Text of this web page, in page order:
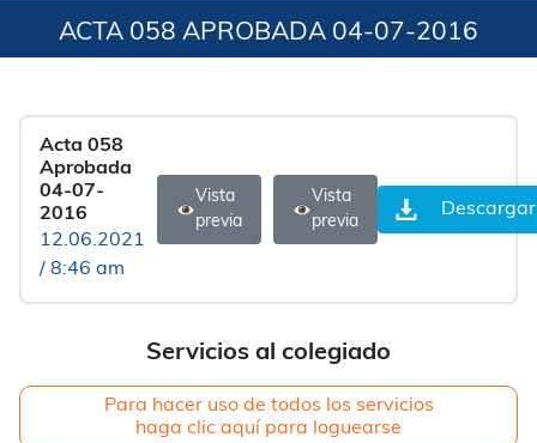
ACTA 058 APROBADA 04-07-2016
Servicios al colegiado
Para hacer uso de todos los servicios
haga clic aquí para loguearse
Acta 058
Aprobada
04-07-
2016
12.06.2021
/ 8:46 am
Vista
previa
Vista
previa
Descargar